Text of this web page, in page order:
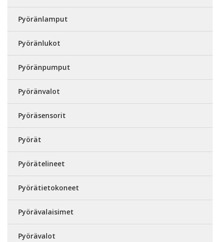
Pyöränlamput
Pyöränlukot
Pyöränpumput
Pyöränvalot
Pyöräsensorit
Pyörät
Pyörätelineet
Pyörätietokoneet
Pyörävalaisimet
Pyörävalot